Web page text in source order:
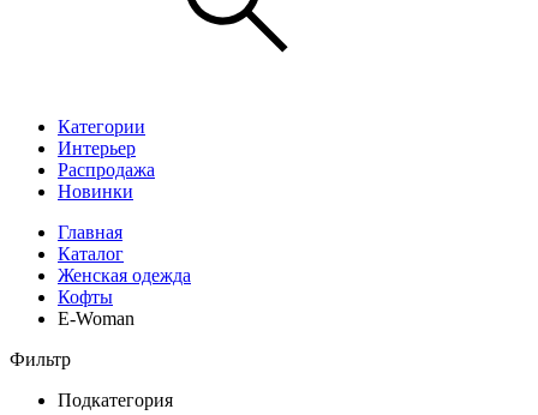
Категории
Интерьер
Распродажа
Новинки
Главная
Каталог
Женская одежда
Кофты
E-Woman
Фильтр
Подкатегория